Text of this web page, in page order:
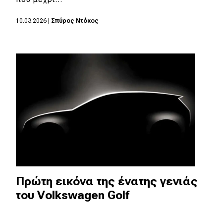
MOTO
Χρηστικά
ΚΤΕΟ
Οδική βοήθεια
10.03.2026 Σπύρος Ντόκος
Πρώτη εικόνα της ένατης γενιάς
του Volkswagen Golf